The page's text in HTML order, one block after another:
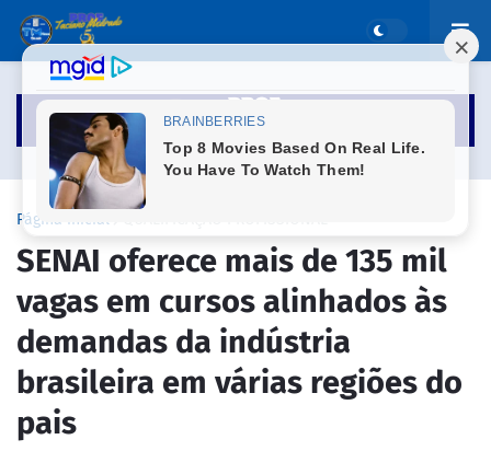
Página inicial
SENAI oferece mais de 135 mil
vagas em cursos alinhados às
demandas da indústria
brasileira em várias regiões do
pais